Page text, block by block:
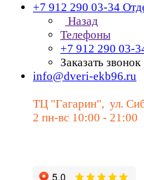
+7 912 290 03-34
Назад
Телефоны
+7 912 290 03-
Заказать звонок
info@dveri-ekb96.ru
ТЦ "Гагарин", ул.
2 пн-вс 10:00 - 21:00